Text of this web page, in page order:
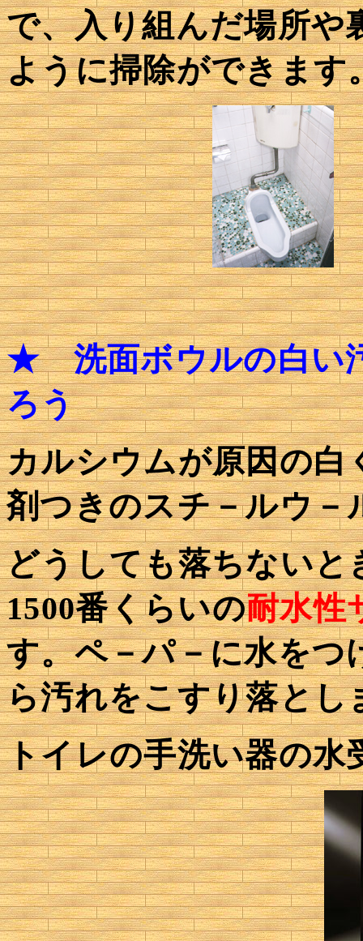
で、入り組んだ場所や
ように掃除ができます
★洗面ボウルの白い
ろう
カルシウムが原因の白
剤つきのスチ－ルウ－
どうしても落ちないと
1500番くらいの耐水性
す。ペ－パ－に水をつ
ら汚れをこすり落とし
トイレの手洗い器の水